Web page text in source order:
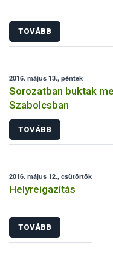
TOVÁBB
2016. május 13., péntek
Sorozatban buktak
Szabolcsban
TOVÁBB
2016. május 12., csütörtök
Helyreigazítás
TOVÁBB